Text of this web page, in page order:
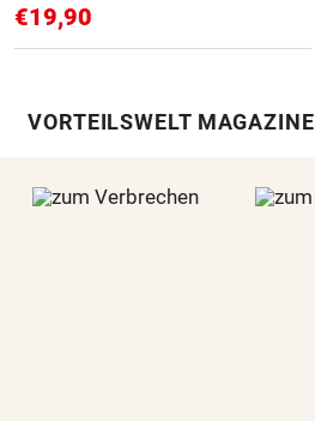
€19,90
VORTEILSWELT MAGAZINE